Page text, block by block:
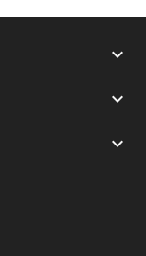


